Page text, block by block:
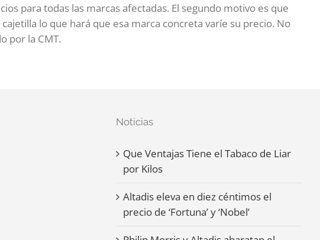
para todas las marcas afectadas. El segundo motivo es que
lo que hará que esa marca concreta varíe su precio. No
por la CMT.
Noticias
Que Ventajas Tiene el Tabaco de Liar
por Kilos
Altadis eleva en diez céntimos el
precio de ‘Fortuna’ y ‘Nobel’